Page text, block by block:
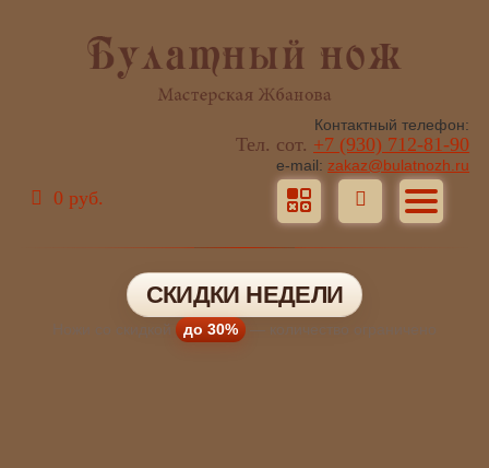
Контактный телефон:
Тел. сот. +7 (930) 712-81-90
e-mail: zakaz@bulatnozh.ru
0 руб.
СКИДКИ НЕДЕЛИ
Ножи со скидкой до 30% — количество ограничено